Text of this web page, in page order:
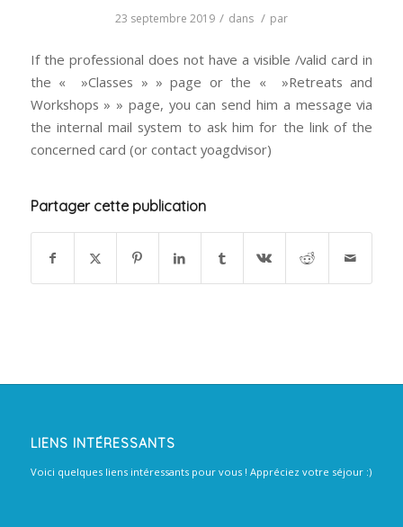
23 septembre 2019 / dans / par
If the professional does not have a visible /valid card in
the « »Classes » » page or the « »Retreats and
Workshops » » page, you can send him a message via
the internal mail system to ask him for the link of the
concerned card (or contact yoagdvisor)
Partager cette publication
LIENS INTÉRESSANTS
Voici quelques liens intéressants pour vous ! Appréciez votre séjour :)